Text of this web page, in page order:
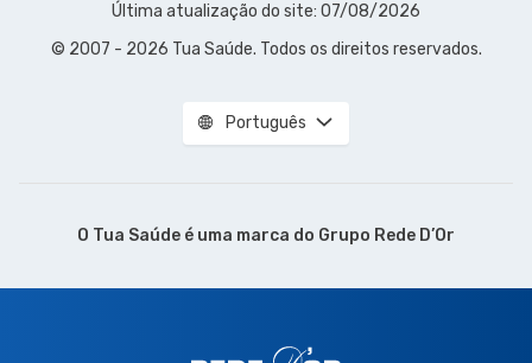
Última atualização do site: 07/08/2026
© 2007 - 2026 Tua Saúde. Todos os direitos reservados.
Português
O Tua Saúde é uma marca do Grupo Rede D’Or